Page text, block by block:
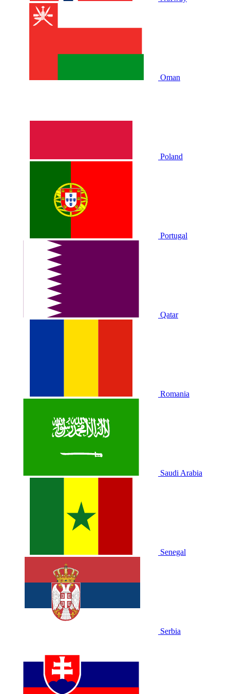
Oman
Poland
Portugal
Qatar
Romania
Saudi Arabia
Senegal
Serbia